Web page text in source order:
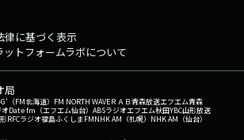
律に基づく表示
トフォームラボについて
局
（FM北海道） FM NORTH WAVEＲＡＢ青森放送エフエム青森
Date fm（エフエム仙台） ABSラジオエフエム秋田YBC山形放送
RFCラジオ福島ふくしまFMNHK AM（札幌） NHK AM（仙台）